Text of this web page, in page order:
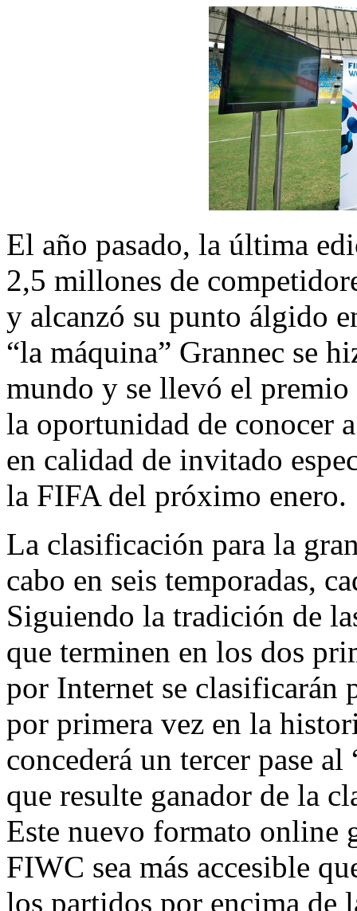
El año pasado, la última
2,5 millones de
y alcanzó su punto álgido
“la máquina” Grannec se
mundo y se llevó el
la oportunidad de conocer
en calidad de invitado
la FIFA del próximo enero.
La clasificación para la
cabo en seis temporadas,
Siguiendo la tradición de
que terminen en los dos
por Internet se clasificarán
por primera vez en la
concederá un tercer pase
que resulte ganador de la
Este nuevo formato online
FIWC sea más accesible
los partidos por encima de